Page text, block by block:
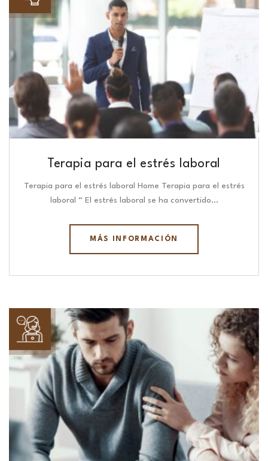
Terapia para el estrés laboral
Terapia para el estrés laboral Home Terapia para el estrés
laboral “ El estrés laboral se ha convertido…
MÁS INFORMACIÓN